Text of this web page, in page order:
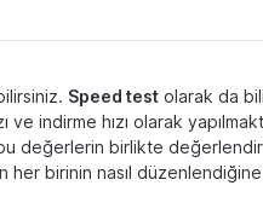
Speed test olarak da
indirme hızı olarak
değerlerin birlikte
birinin nasıl düzenlendiğine